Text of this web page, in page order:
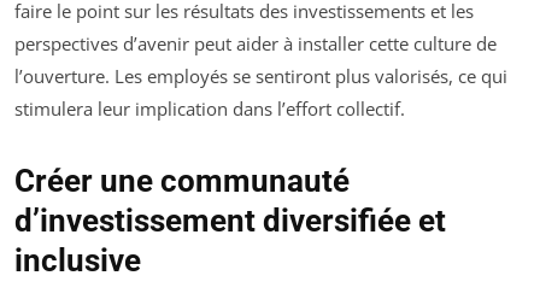
faire le point sur les résultats des investissements et les
perspectives d’avenir peut aider à installer cette culture de
l’ouverture. Les employés se sentiront plus valorisés, ce qui
stimulera leur implication dans l’effort collectif.
Créer une communauté
d’investissement diversifiée et
inclusive